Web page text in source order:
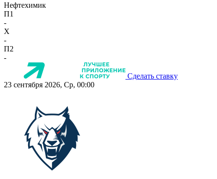
Нефтехимик
П1
-
X
-
П2
-
Сделать ставку
23 сентября 2026, Ср, 00:00